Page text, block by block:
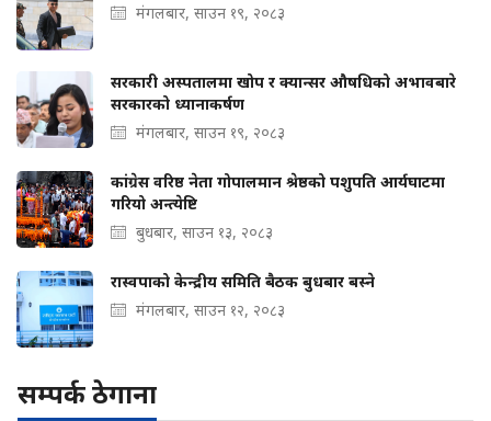
मंगलबार, साउन १९, २०८३
सरकारी अस्पतालमा खोप र क्यान्सर औषधिको अभावबारे
सरकारको ध्यानाकर्षण
मंगलबार, साउन १९, २०८३
कांग्रेस वरिष्ठ नेता गोपालमान श्रेष्ठको पशुपति आर्यघाटमा
गरियो अन्त्येष्टि
बुधबार, साउन १३, २०८३
रास्वपाको केन्द्रीय समिति बैठक बुधबार बस्ने
मंगलबार, साउन १२, २०८३
सम्पर्क ठेगाना